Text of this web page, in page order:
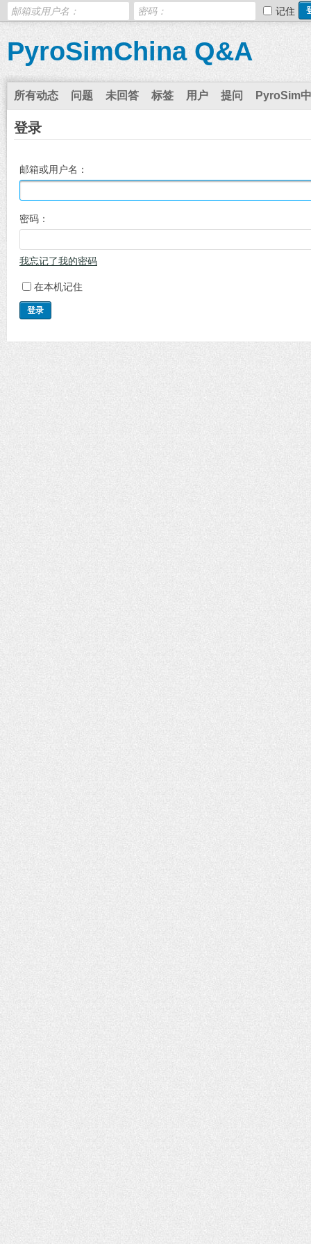
记住
PyroSimChina Q&A
所有动态 问题 未回答 标签 用户 提问 PyroSim
登录
邮箱或用户名：
密码：
我忘记了我的密码
在本机记住